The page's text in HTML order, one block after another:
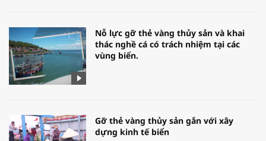
Nỗ lực gỡ thẻ vàng thủy sản và khai
thác nghề cá có trách nhiệm tại các
vùng biển.
Gỡ thẻ vàng thủy sản gắn với xây
dựng kinh tế biển